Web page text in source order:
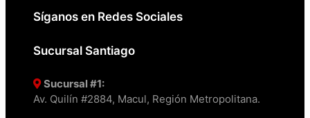
Síganos en Redes Sociales
Sucursal Santiago
Sucursal #1:
Av. Quilín #2884, Macul, Región Metropolitana.